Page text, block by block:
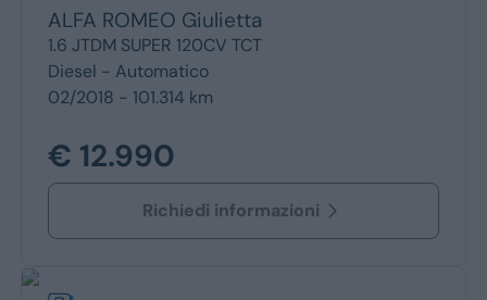
ALFA ROMEO Giulietta
1.6 JTDM SUPER 120CV TCT
Diesel - Automatico
02/2018 - 101.314 km
€ 12.990
Richiedi informazioni